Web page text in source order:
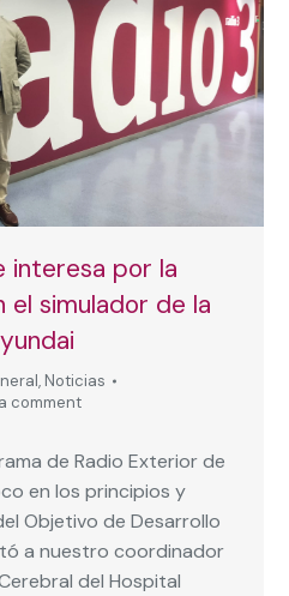
interesa por la
el simulador de la
, Noticias
comment
de Radio Exterior de
en los principios y
Objetivo de Desarrollo
a nuestro coordinador
del Hospital